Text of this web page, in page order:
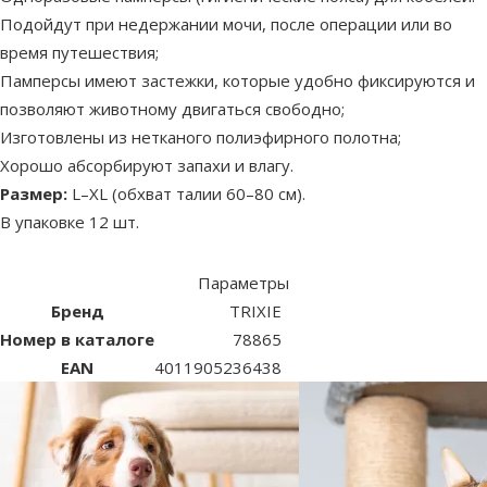
Подойдут при недержании мочи, после операции или во
время путешествия;
Памперсы имеют застежки, которые удобно фиксируются и
позволяют животному двигаться свободно;
Изготовлены из нетканого полиэфирного полотна;
Хорошо абсорбируют запахи и влагу.
Размер: L–XL (обхват талии 60–80 см).
В упаковке 12 шт.
Параметры
Бренд
TRIXIE
Номер в каталоге
78865
EAN
4011905236438